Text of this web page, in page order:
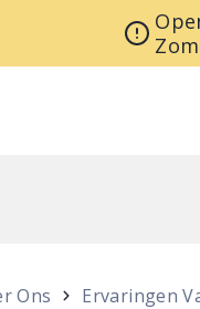
Ons Ervaringen